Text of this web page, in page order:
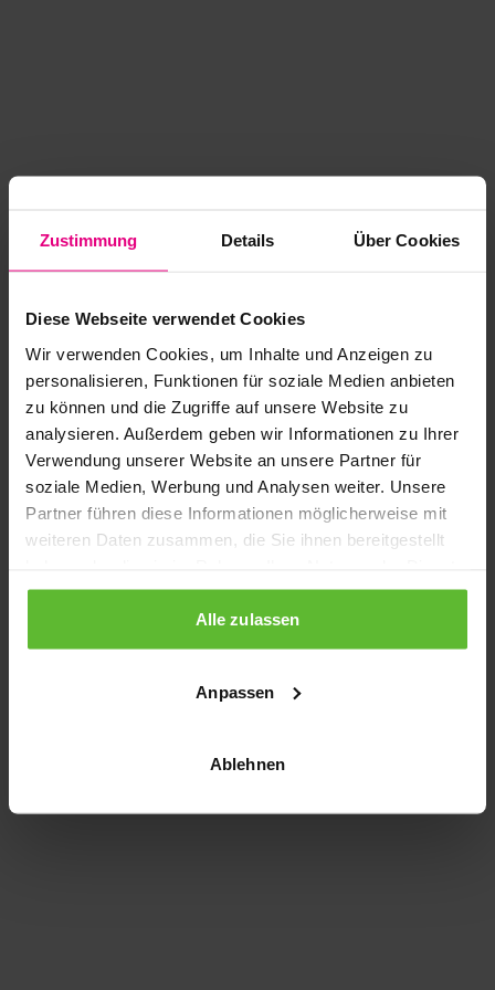
Zustimmung Details Über Cookies
Diese Webseite verwendet Cookies
Wir verwenden Cookies, um Inhalte und Anzeigen zu
personalisieren, Funktionen für soziale Medien anbieten
zu können und die Zugriffe auf unsere Website zu
analysieren. Außerdem geben wir Informationen zu Ihrer
Verwendung unserer Website an unsere Partner für
soziale Medien, Werbung und Analysen weiter. Unsere
Partner führen diese Informationen möglicherweise mit
weiteren Daten zusammen, die Sie ihnen bereitgestellt
gesammelt haben.
Alle zulassen
Anpassen
Ablehnen
Application error: a client-side exception has occurred
loading www.kurzwego.de (see the browser console for more
information).